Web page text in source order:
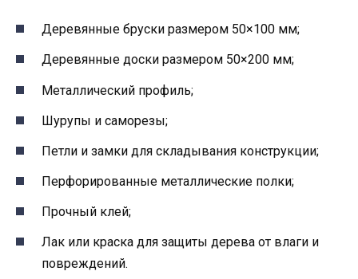
Деревянные бруски размером 50×100 мм;
Деревянные доски размером 50×200 мм;
Металлический профиль;
Шурупы и саморезы;
Петли и замки для складывания конструкции;
Перфорированные металлические полки;
Прочный клей;
Лак или краска для защиты дерева от влаги и
повреждений.